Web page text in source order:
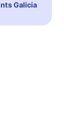
Galicia